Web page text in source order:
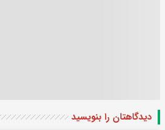
دیدگاهتان را بنویسید